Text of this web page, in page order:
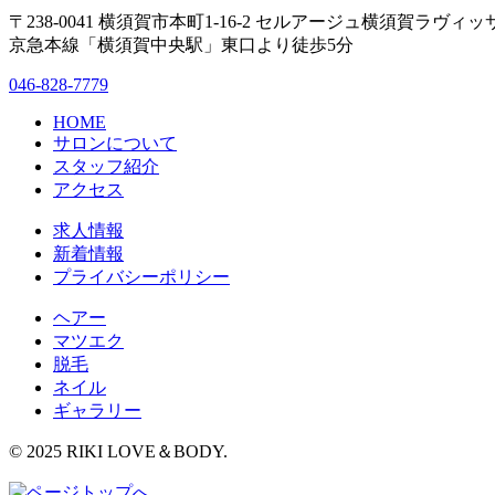
〒238-0041 横須賀市本町1-16-2 セルアージュ横須賀ラヴィッ
京急本線「横須賀中央駅」東口より徒歩5分
046-828-7779
HOME
サロンについて
スタッフ紹介
アクセス
求人情報
新着情報
プライバシーポリシー
ヘアー
マツエク
脱毛
ネイル
ギャラリー
© 2025 RIKI LOVE＆BODY.